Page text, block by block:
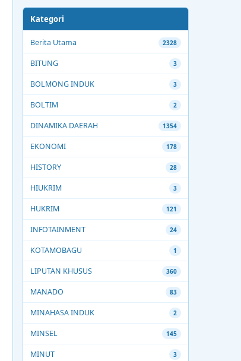
Kategori
Berita Utama 2328
BITUNG 3
BOLMONG INDUK 3
BOLTIM 2
DINAMIKA DAERAH 1354
EKONOMI 178
HISTORY 28
HIUKRIM 3
HUKRIM 121
INFOTAINMENT 24
KOTAMOBAGU 1
LIPUTAN KHUSUS 360
MANADO 83
MINAHASA INDUK 2
MINSEL 145
MINUT 3